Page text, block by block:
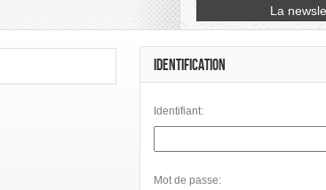
Panini Comics Petit à Petit Phileas
IDENTIFICATION
Identifiant:
Mot de passe: